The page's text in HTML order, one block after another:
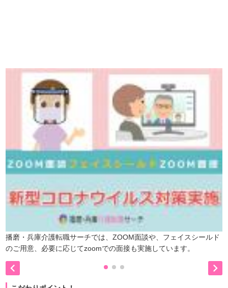
播磨・兵庫介護転職サーチでは、ZOOM面談や、フェイスシールド
のご用意、必要に応じてzoomでの面接も実施しています。
 